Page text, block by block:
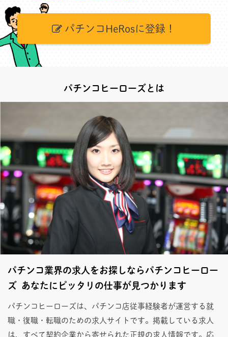
パチンコHeRosに登録！
パチンコヒーローズとは
パチンコ業界の求人をお探しならパチンコヒーロー
ズ あなたにピッタリの仕事が見つかります
パチンコヒーローズは、パチンコ店従事経験者が運営する就
職・復職・転職のための求人サイトです。掲載している求人
は、すべて契約企業から寄せられた正規の求人情報です。応